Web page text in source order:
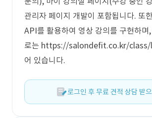
관리자 페이지 개발이 포함됩니다. 또
API를 활용하여 영상 강의를 구현하며
로는 https://salondefit.co.kr/class/
어 있습니다.
로그인 후 무료 견적 상담 받